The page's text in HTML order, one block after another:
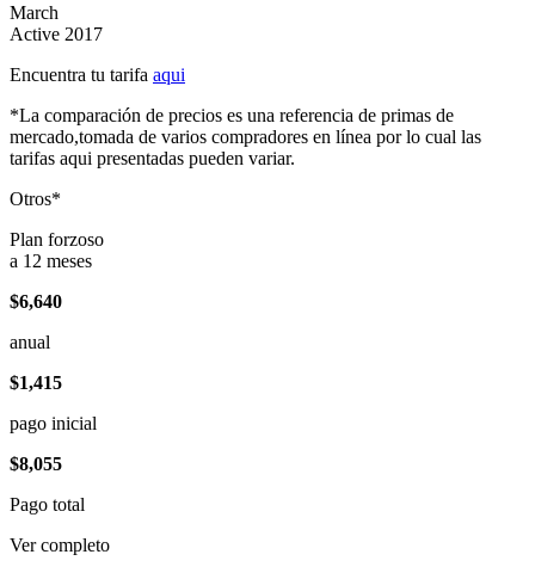
March
Active 2017
Encuentra tu tarifa aqui
*La comparación de precios es una referencia de primas de
mercado,tomada de varios compradores en línea por lo cual las
tarifas aqui presentadas pueden variar.
Otros*
Plan forzoso
a 12 meses
$6,640
anual
$1,415
pago inicial
$8,055
Pago total
Ver completo